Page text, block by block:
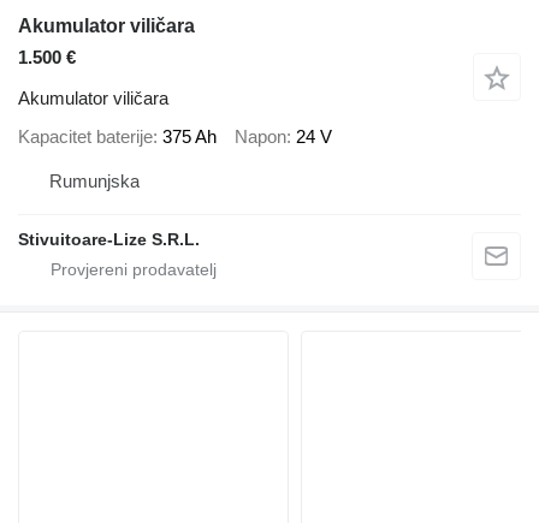
Akumulator viličara
1.500 €
Akumulator viličara
Kapacitet baterije 375 Ah Napon 24 V
Rumunjska
Stivuitoare-Lize S.R.L.